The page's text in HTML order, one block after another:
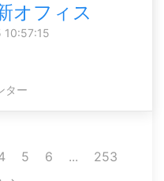
オフィス
ター
5 6 ...
253